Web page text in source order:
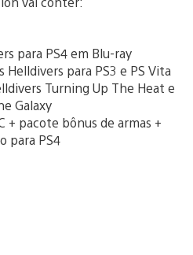
para PS4 em Blu-ray
Helldivers para PS3 e PS Vita
Turning Up The Heat e
Galaxy
+ pacote bônus de armas +
para PS4